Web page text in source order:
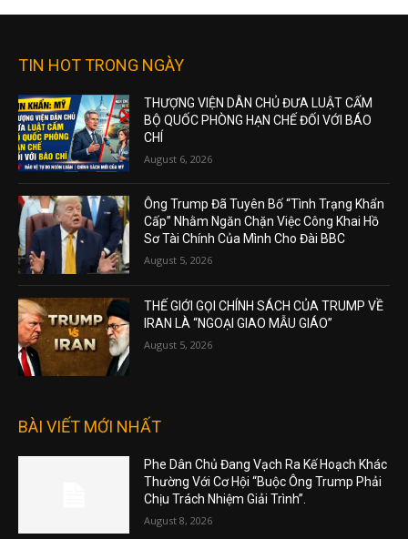
TIN HOT TRONG NGÀY
THƯỢNG VIỆN DÂN CHỦ ĐƯA LUẬT CẤM
BỘ QUỐC PHÒNG HẠN CHẾ ĐỐI VỚI BÁO
CHÍ
August 6, 2026
Ông Trump Đã Tuyên Bố “Tình Trạng Khẩn
Cấp” Nhằm Ngăn Chặn Việc Công Khai Hồ
Sơ Tài Chính Của Mình Cho Đài BBC
August 5, 2026
THẾ GIỚI GỌI CHÍNH SÁCH CỦA TRUMP VỀ
IRAN LÀ “NGOẠI GIAO MẪU GIÁO”
August 5, 2026
BÀI VIẾT MỚI NHẤT
Phe Dân Chủ Đang Vạch Ra Kế Hoạch Khác
Thường Với Cơ Hội “Buộc Ông Trump Phải
Chịu Trách Nhiệm Giải Trình”.
August 8, 2026